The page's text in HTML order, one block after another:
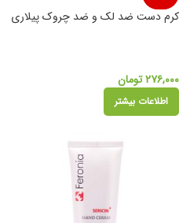
کرم دست ضد لک و ضد چروک پیلاری
۲۷۶,۰۰۰تومان
اطلاعات بیشتر